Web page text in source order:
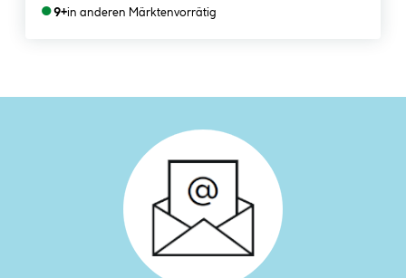
●9+in anderen Märktenvorrätig